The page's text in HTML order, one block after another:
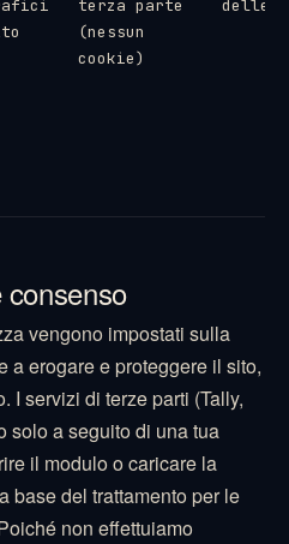
terza parte
(nessun
cookie)
delle
vengono impostati sulla
a erogare e proteggere il sito,
I servizi di terze parti (Tally,
solo a seguito di una tua
il modulo o caricare la
del trattamento per le
non effettuiamo